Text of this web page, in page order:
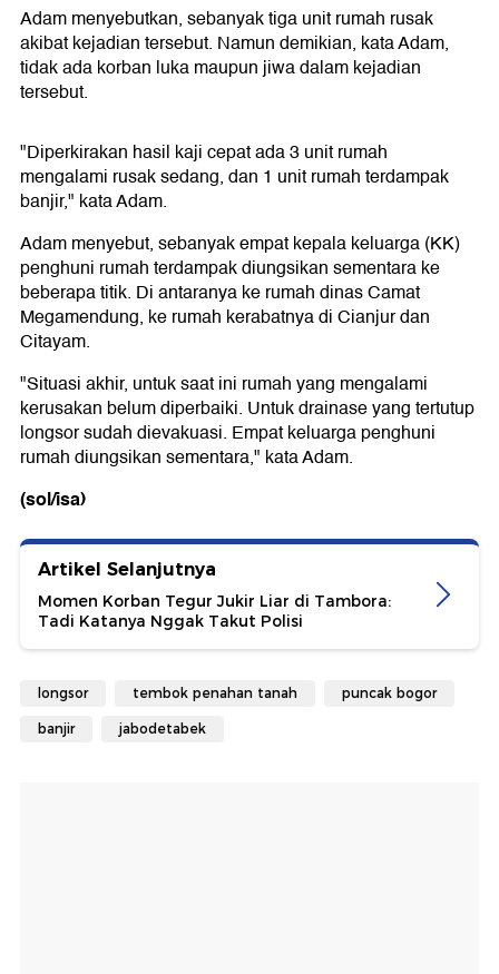
Adam menyebutkan, sebanyak tiga unit rumah rusak
akibat kejadian tersebut. Namun demikian, kata Adam,
tidak ada korban luka maupun jiwa dalam kejadian
tersebut.
"Diperkirakan hasil kaji cepat ada 3 unit rumah
mengalami rusak sedang, dan 1 unit rumah terdampak
banjir," kata Adam.
Adam menyebut, sebanyak empat kepala keluarga (KK)
penghuni rumah terdampak diungsikan sementara ke
beberapa titik. Di antaranya ke rumah dinas Camat
Megamendung, ke rumah kerabatnya di Cianjur dan
Citayam.
"Situasi akhir, untuk saat ini rumah yang mengalami
kerusakan belum diperbaiki. Untuk drainase yang tertutup
longsor sudah dievakuasi. Empat keluarga penghuni
rumah diungsikan sementara," kata Adam.
(sol/isa)
Artikel Selanjutnya
Momen Korban Tegur Jukir Liar di Tambora:
Tadi Katanya Nggak Takut Polisi
longsor tembok penahan tanah puncak bogor
banjir jabodetabek